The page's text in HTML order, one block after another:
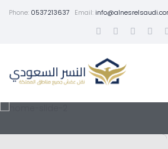
Phone: 0537213637 Email: